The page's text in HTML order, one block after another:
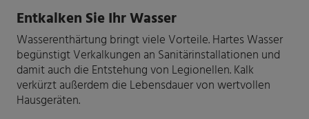
Entkalken Sie Ihr Wasser
Wasserenthärtung bringt viele Vorteile. Hartes Wasser
begünstigt Verkalkungen an Sanitärinstallationen und
damit auch die Entstehung von Legionellen. Kalk
verkürzt außerdem die Lebensdauer von wertvollen
Hausgeräten.